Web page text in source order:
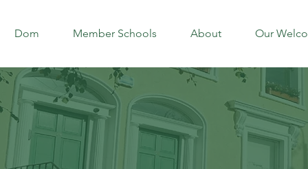
Dom Member Schools About Our